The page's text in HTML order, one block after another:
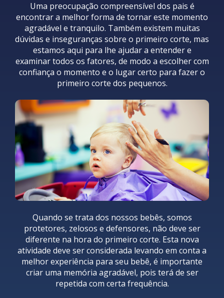
Uma preocupação compreensível dos pais é
encontrar a melhor forma de tornar este momento
agradável e tranquilo. Também existem muitas
dúvidas e inseguranças sobre o primeiro corte, mas
estamos aqui para lhe ajudar a entender e
examinar todos os fatores, de modo a escolher com
confiança o momento e o lugar certo para fazer o
primeiro corte dos pequenos.
Quando se trata dos nossos bebês, somos
protetores, zelosos e defensores, não deve ser
diferente na hora do primeiro corte. Esta nova
atividade deve ser considerada levando em conta a
melhor experiência para seu bebê, é importante
criar uma memória agradável, pois terá de ser
repetida com certa frequência.